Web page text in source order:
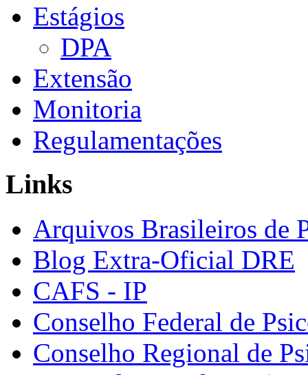
Estágios
DPA
Extensão
Monitoria
Regulamentações
Links
Arquivos Brasileiros de
Blog Extra-Oficial DRE
CAFS - IP
Conselho Federal de
Conselho Regional de